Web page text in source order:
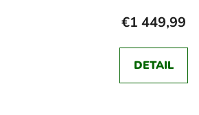
€1 449,99
DETAIL